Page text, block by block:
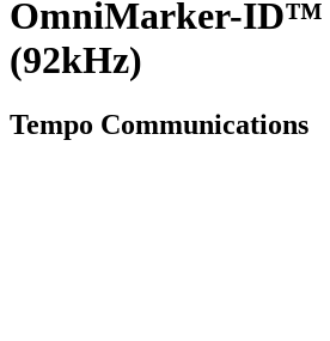
OmniMarker-ID™
(92kHz)
Tempo Communications